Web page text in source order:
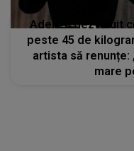
Adele a dezvăluit
peste 45 de
artista să renunțe:
mare